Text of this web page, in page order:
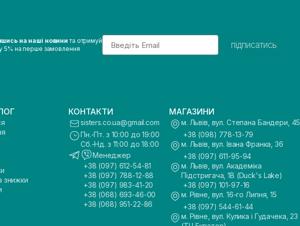
на наші новини та отримуй
5% на перше замовлення
Email
підписатись
знижки
КОНТАКТИ
sisters.co.ua@gmail.com
Пн.-Пт. з 10:00 до 19:00
Сб.-Нд. з 11:00 до 18:00
Менеджер
+38 (097) 612-54-81
+38 (097) 788-12-88
+38 (097) 983-41-20
+38 (068) 693-46-00
+38 (068) 951-22-86
МАГАЗИНИ
м. Львів, вул. Степана Бандери, 45
+38 (098) 778-13-79
м. Львів, вул. Івана Франка, 36
+38 (097) 611-95-94
м. Львів, вул. Академіка
Підстригача, 1В (Duck's Lake)
+38 (097) 101-97-16
м. Рівне, вул. 16-го Липня, 15
+38 (097) 544-61-44
м. Рівне, вул. Кулика і Гудачека, 23